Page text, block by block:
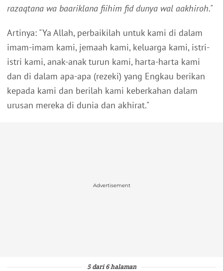
razaqtana wa baariklana fiihim fid dunya wal aakhiroh."
Artinya: "Ya Allah, perbaikilah untuk kami di dalam
imam-imam kami, jemaah kami, keluarga kami, istri-
istri kami, anak-anak turun kami, harta-harta kami
dan di dalam apa-apa (rezeki) yang Engkau berikan
kepada kami dan berilah kami keberkahan dalam
urusan mereka di dunia dan akhirat."
Advertisement
5 dari 6 halaman